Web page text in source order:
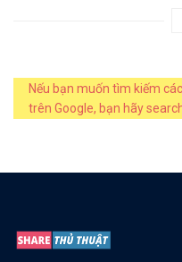
Nếu bạn muốn tìm kiếm
trên Google, bạn hãy